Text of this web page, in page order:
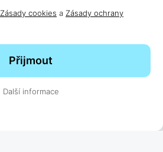
Zásady cookies a Zásady ochrany
Přijmout
Další informace
BĚŽÍ NA
TECHNOLOGII